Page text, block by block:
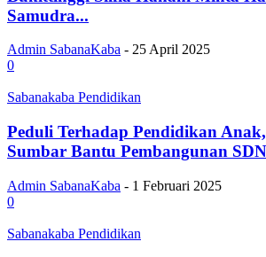
Samudra...
Admin SabanaKaba - 25 April 2025
0
Sabanakaba Pendidikan
Peduli Terhadap Pendidikan
Sumbar Bantu Pembangunan
Admin SabanaKaba - 1 Februari 2025
0
Sabanakaba Pendidikan